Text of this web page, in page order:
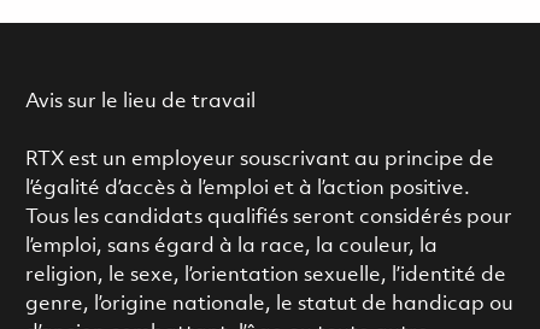
Avis sur le lieu de travail
RTX est un employeur souscrivant au principe de
l’égalité d’accès à l’emploi et à l’action positive.
Tous les candidats qualifiés seront considérés pour
l’emploi, sans égard à la race, la couleur, la
religion, le sexe, l’orientation sexuelle, l’identité de
genre, l’origine nationale, le statut de handicap ou